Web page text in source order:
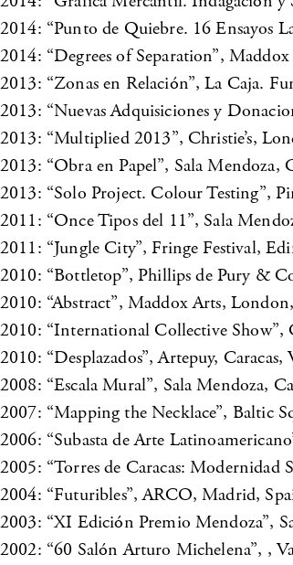
2014: “Punto de Quiebre. 16 Ensayos
2014: “Degrees of Separation”,
2013: “Zonas en Relación”, La Caja.
2013: “Nuevas Adquisiciones y
2013: “Multiplied 2013”, Christie’s,
2013: “Obra en Papel”, Sala Mendoza,
2013: “Solo Project. Colour Testing”,
2011: “Once Tipos del 11”, Sala
2011: “Jungle City”, Fringe Festival,
2010: “Bottletop”, Phillips de Pury &
2010: “Abstract”, Maddox Arts,
2010: “International Collective Show”,
2010: “Desplazados”, Artepuy, Caracas,
2008: “Escala Mural”, Sala Mendoza,
2007: “Mapping the Necklace”, Baltic
2006: “Subasta de Arte
2005: “Torres de Caracas: Modernidad
2004: “Futuribles”, ARCO, Madrid,
2003: “XI Edición Premio Mendoza”,
2002: “60 Salón Arturo Michelena”, ,